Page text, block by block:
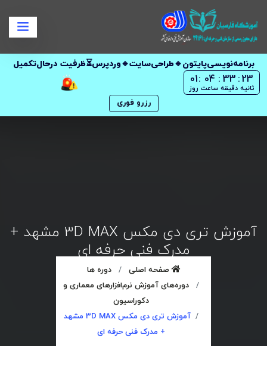
برنامه‌نویسی‌پایتون🔹طراحی‌سایت🔹وردپرس⏳ظرفیت در‌حال‌تکمیل
01
روز
: 04
ساعت
: 33
دقیقه
:22
ثانیه
رزرو فوری
آموزش تری دی مکس 3D MAX مشهد +
مدرک فنی حرفه ای
صفحه اصلی
دوره ها
دوره‌های آموزش نرم‌افزارهای معماری و
دکوراسیون
آموزش تری دی مکس 3D MAX مشهد
+ مدرک فنی حرفه ای